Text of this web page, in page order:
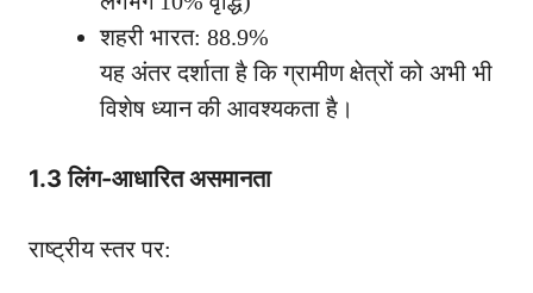
शहरी भारत: 88.9%
यह अंतर दर्शाता है कि ग्रामीण क्षेत्रों को अभी भी
विशेष ध्यान की आवश्यकता है।
1.3 लिंग-आधारित असमानता
राष्ट्रीय स्तर पर: